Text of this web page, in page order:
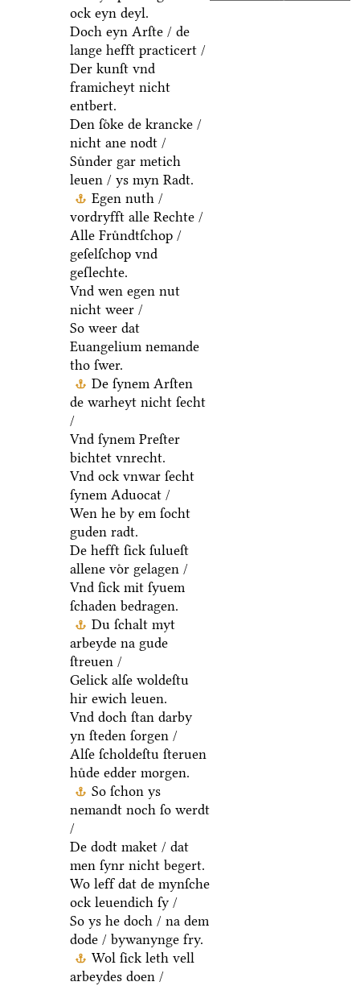
ock eyn deyl.
Doch eyn Arſte / de
lange hefft practicert /
Der kunſt vnd
framicheyt nicht
entbert.
Den ſoͤke de krancke /
nicht ane nodt /
Suͤnder gar metich
leuen / ys myn Radt.
Egen nuth /
vordryfft alle Rechte /
Alle Fruͤndtſchop /
geſelſchop vnd
geſlechte.
Vnd wen egen nut
nicht weer /
So weer dat
Euangelium nemande
tho ſwer.
De ſynem Arſten
de warheyt nicht ſecht
/
Vnd ſynem Preſter
bichtet vnrecht.
Vnd ock vnwar ſecht
ſynem Aduocat /
Wen he by em ſocht
guden radt.
De hefft ſick ſulueſt
allene voͤr gelagen /
Vnd ſick mit ſyuem
ſchaden bedragen.
Du ſchalt myt
arbeyde na gude
ſtreuen /
Gelick alſe woldeſtu
hir ewich leuen.
Vnd doch ſtan darby
yn ſteden ſorgen /
Alſe ſcholdeſtu ſteruen
huͤde edder morgen.
So ſchon ys
nemandt noch ſo werdt
/
De dodt maket / dat
men ſynr nicht begert.
Wo leff dat de mynſche
ock leuendich ſy /
So ys he doch / na dem
dode / bywanynge fry.
Wol ſick leth vell
arbeydes doen /